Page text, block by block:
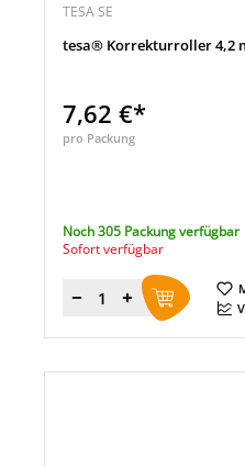
TESA SE
tesa® Korrekturroller 4,2
7,62 €*
pro Packung
Noch 305 Packung verfügbar
Sofort verfügbar
Menge